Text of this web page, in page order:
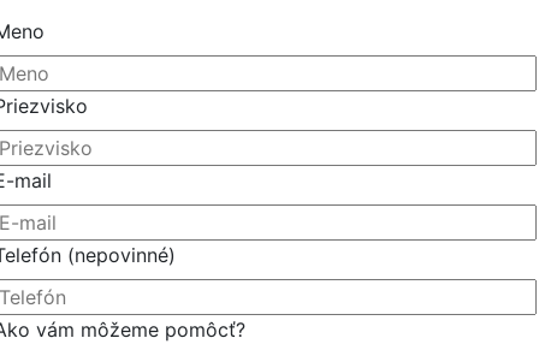
mail
(nepovinné)
vám môžeme pomôcť?